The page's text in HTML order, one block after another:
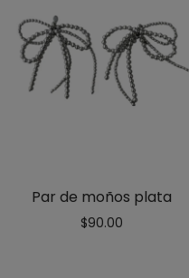
Par de moños plata
$90.00